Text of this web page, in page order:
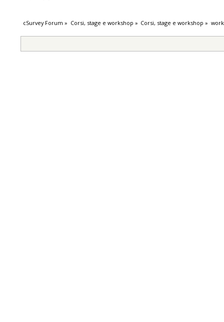
cSurvey Forum » Corsi, stage e workshop » Corsi, stage e workshop »